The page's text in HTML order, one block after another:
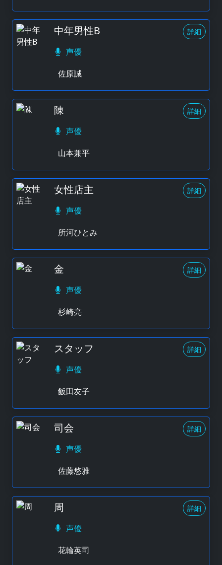
中年男性B 詳細
声優
佐原誠
陳 詳細
声優
山本兼平
女性店主 詳細
声優
所河ひとみ
金 詳細
声優
杉崎亮
スタッフ 詳細
声優
飯田友子
司会 詳細
声優
佐藤悠雅
周 詳細
声優
花輪英司